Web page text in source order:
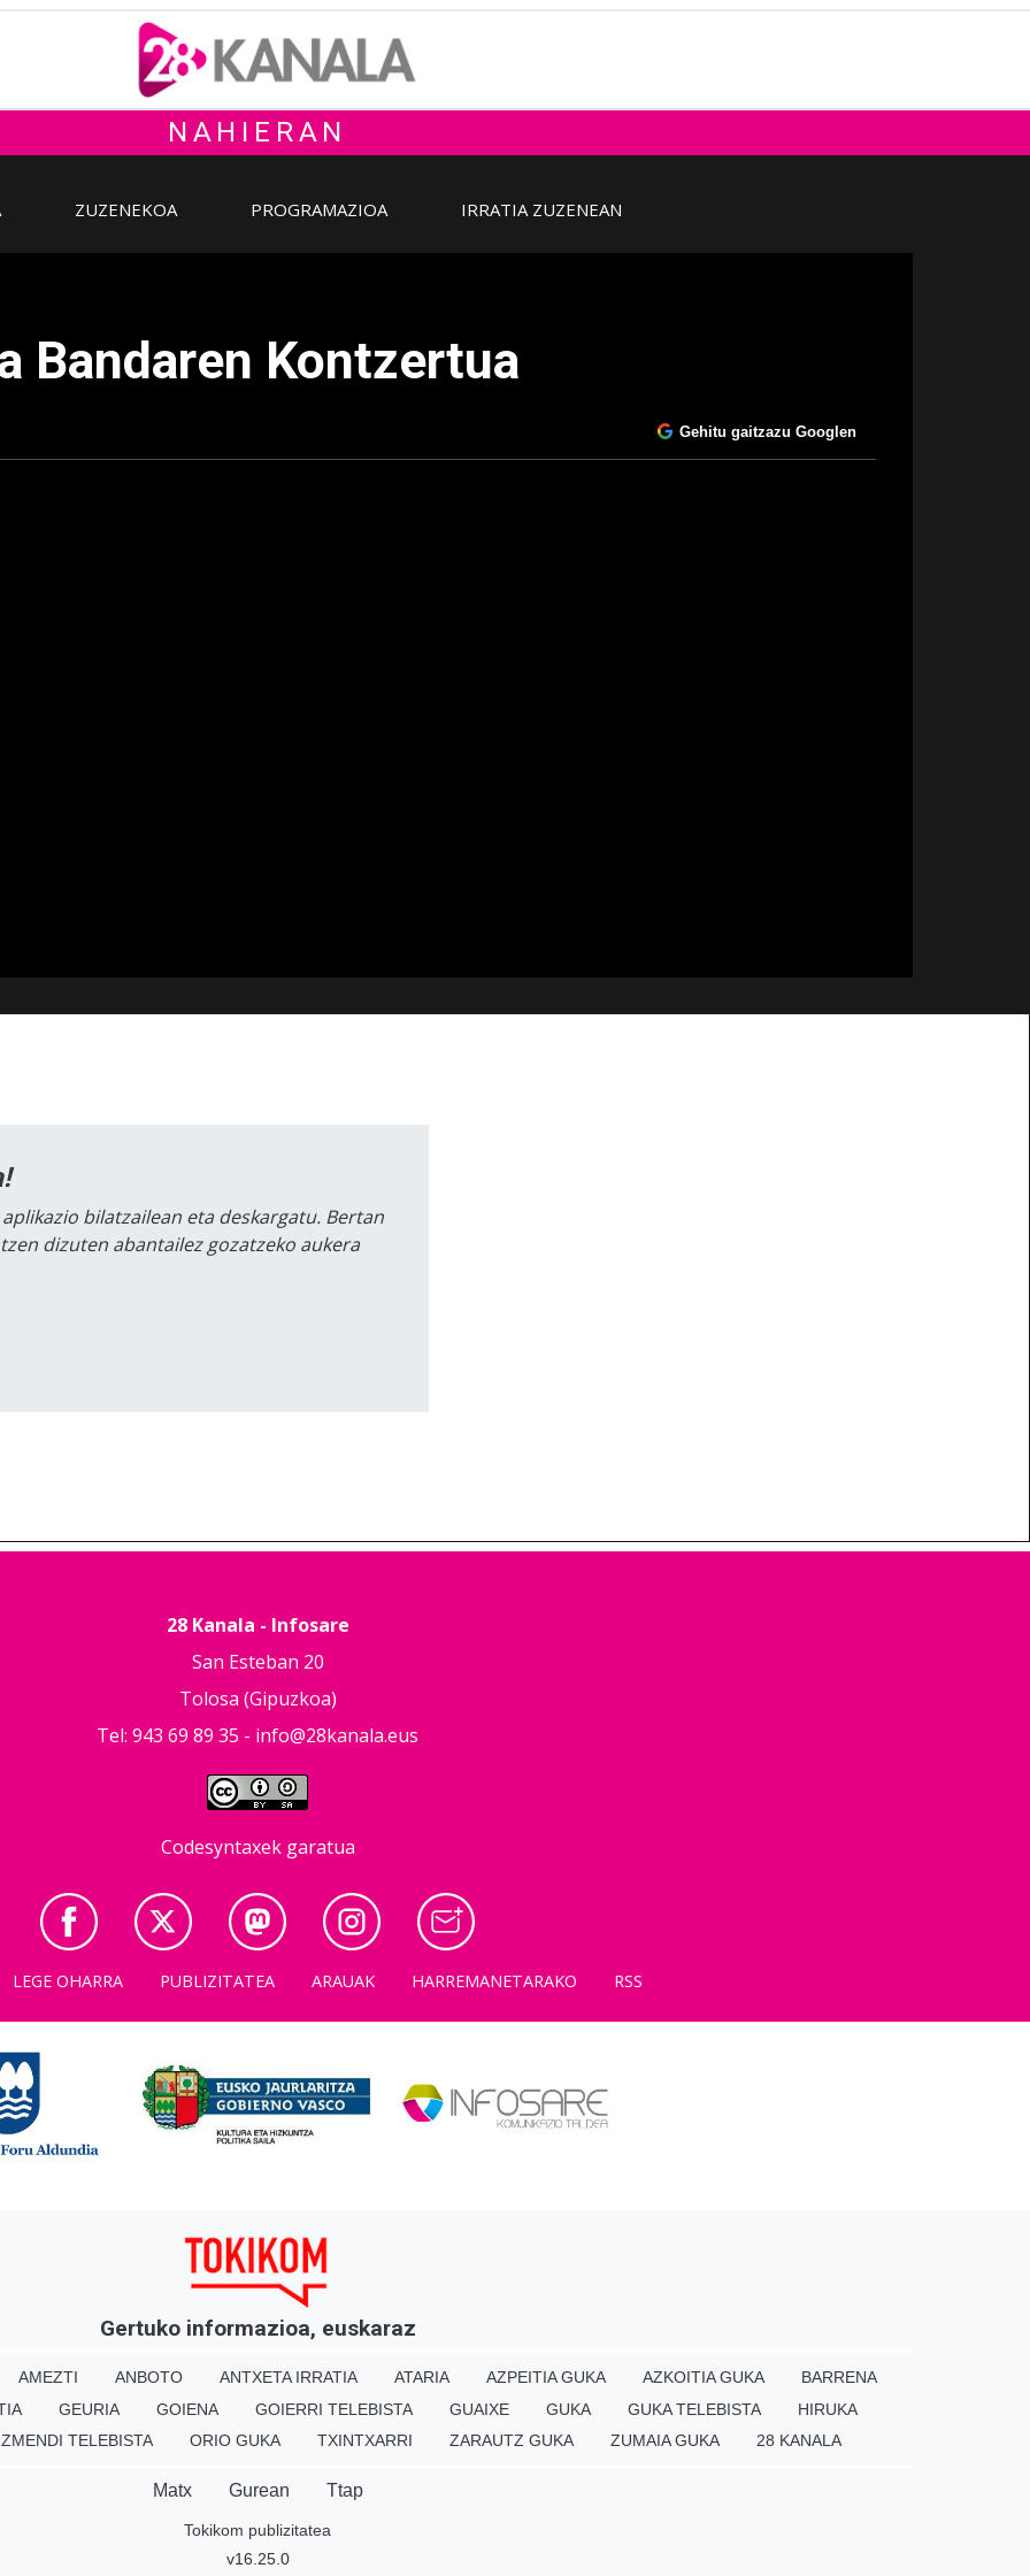
NAHIERAN
ZUZENEKOA PROGRAMAZIOA IRRATIA ZUZENEAN
Bandaren Kontzertua
Gehitu gaitzazu Googlen
bilatzailean eta deskargatu. Bertan
dizuten abantailez gozatzeko aukera
28 Kanala - Infosare
San Esteban 20
Tolosa (Gipuzkoa)
Tel: 943 69 89 35 - info@28kanala.eus
Codesyntaxek garatua
LEGE OHARRA PUBLIZITATEA ARAUAK HARREMANETARAKO RSS
Gertuko informazioa, euskaraz
AMEZTI ANBOTO ANTXETA IRRATIA ATARIA AZPEITIA GUKA AZKOITIA GUKA
BARRENA
GEURIA GOIENA GOIERRI TELEBISTA GUAIXE GUKA GUKA TELEBISTA
HIRUKA
TELEBISTA ORIO GUKA TXINTXARRI ZARAUTZ GUKA ZUMAIA GUKA 28 KANALA
Matx Gurean Ttap
Tokikom publizitatea
v16.25.0